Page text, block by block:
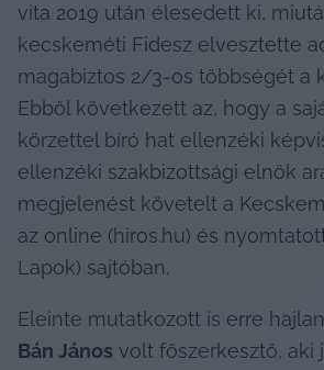
vita 2019 után élesedett ki,
kecskeméti Fidesz elvesztette
magabiztos 2/3-os többségét a
Ebből következett az, hogy a
körzettel bíró hat ellenzéki
ellenzéki szakbizottsági elnök
megjelenést követelt a
az online (hiros.hu) és
Lapok) sajtóban.
Bán János volt főszerkesztő, aki